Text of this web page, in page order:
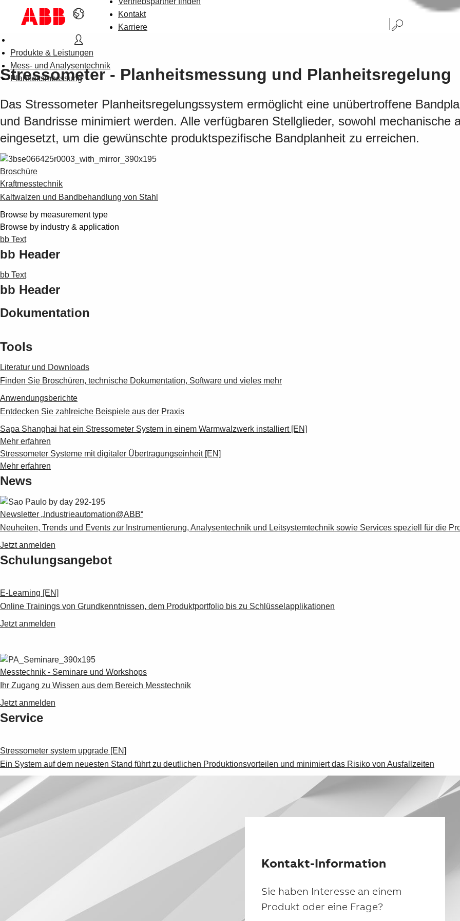
Kontakt
Karriere
Produkte & Leistungen
Mess- und Analysentechnik
Planheitsmesssung
Stressometer - Planheitsmessung und Planheitsregelung
Das Stressometer Planheitsregelungssystem ermöglicht eine unübertroffene
und Bandrisse minimiert werden. Alle verfügbaren Stellglieder, sowohl mechanische
eingesetzt, um die gewünschte produktspezifische Bandplanheit zu erreichen.
Broschüre
Kraftmesstechnik
Kaltwalzen und Bandbehandlung von Stahl
Browse by measurement type
Browse by industry & application
bb Text
bb Header
bb Text
bb Header
Dokumentation
Tools
Literatur und Downloads
Finden Sie Broschüren, technische Dokumentation, Software und vieles mehr
Anwendungsberichte
Entdecken Sie zahlreiche Beispiele aus der Praxis
Sapa Shanghai hat ein Stressometer System in einem Warmwalzwerk installiert [EN]
Mehr erfahren
Stressometer Systeme mit digitaler Übertragungseinheit [EN]
Mehr erfahren
News
Newsletter „Industrieautomation@ABB“
Neuheiten, Trends und Events zur Instrumentierung, Analysentechnik und Leitsystemtechnik sowie Services speziell für die
Jetzt anmelden
Schulungsangebot
E-Learning [EN]
Online Trainings von Grundkenntnissen, dem Produktportfolio bis zu Schlüsselapplikationen
Jetzt anmelden
Messtechnik - Seminare und Workshops
Ihr Zugang zu Wissen aus dem Bereich Messtechnik
Jetzt anmelden
Service
Stressometer system upgrade [EN]
Ein System auf dem neuesten Stand führt zu deutlichen Produktionsvorteilen und minimiert das Risiko von Ausfallzeiten
Kontakt-Information
Sie haben Interesse an einem
Produkt oder eine Frage?